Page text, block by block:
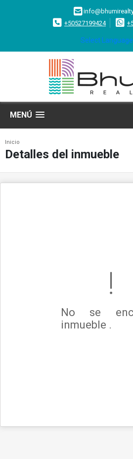
+50527199424
Select Language
MENÚ
Inicio
Detalles del inmueble
No se
inmueble .